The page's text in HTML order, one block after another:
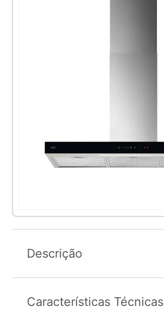
Descrição
Características Técnicas